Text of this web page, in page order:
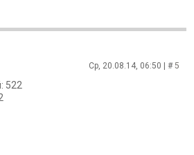
Ср, 20.08.14, 06:50 | #5
522